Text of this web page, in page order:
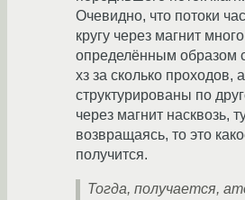
Очевидно, что потоки
кругу через магнит
определённым образом
хз за сколько проходов,
структурированы по
через магнит насквозь,
возвращаясь, то это
получится.
Тогда, получается,